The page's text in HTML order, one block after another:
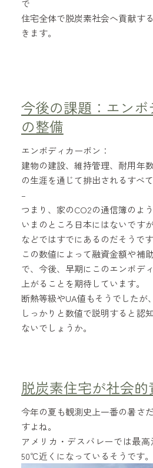
で
住宅全体で脱炭素社会へ貢献す
きます。
今後の課題：エンボ
の整備
エンボディカーボン：
建物の建設、維持管理、耐用年
の生涯を通じて排出されるすべ
–
つまり、家のCO2の通信簿のよう
いまのところ日本にはないです
などではすでにあるのだそうです
この数値によって融資金額や補
で、今後、早期にこのエンボデ
上がることを期待しています。
断熱等級やUA値もそうでしたが、
しっかりと数値で説明すると認
ないでしょうか。
脱炭素住宅が社会
今年の夏も観測史上一番の暑さ
すよね。
アメリカ・デスバレーでは最
50℃近くになっているそうです。